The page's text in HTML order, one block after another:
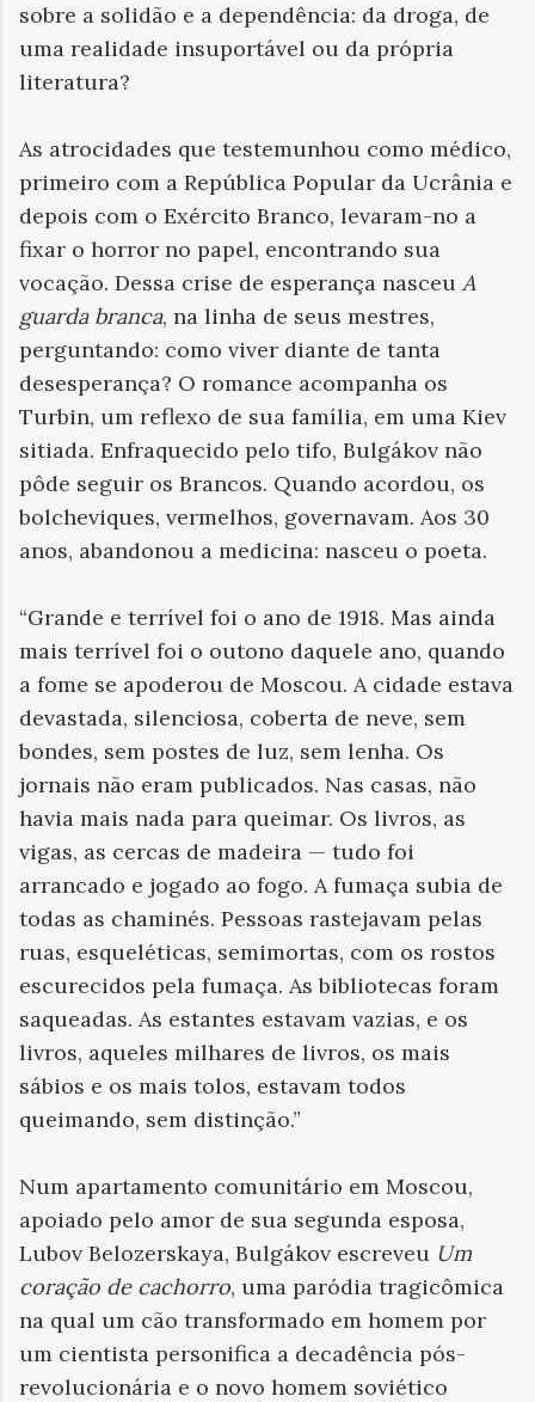
sobre a solidão e a dependência: da droga, de
uma realidade insuportável ou da própria
literatura?
As atrocidades que testemunhou como médico,
primeiro com a República Popular da Ucrânia e
depois com o Exército Branco, levaram-no a
fixar o horror no papel, encontrando sua
vocação. Dessa crise de esperança nasceu A
guarda branca, na linha de seus mestres,
perguntando: como viver diante de tanta
desesperança? O romance acompanha os
Turbin, um reflexo de sua família, em uma Kiev
sitiada. Enfraquecido pelo tifo, Bulgákov não
pôde seguir os Brancos. Quando acordou, os
bolcheviques, vermelhos, governavam. Aos 30
anos, abandonou a medicina: nasceu o poeta.
“Grande e terrível foi o ano de 1918. Mas ainda
mais terrível foi o outono daquele ano, quando
a fome se apoderou de Moscou. A cidade estava
devastada, silenciosa, coberta de neve, sem
bondes, sem postes de luz, sem lenha. Os
jornais não eram publicados. Nas casas, não
havia mais nada para queimar. Os livros, as
vigas, as cercas de madeira — tudo foi
arrancado e jogado ao fogo. A fumaça subia de
todas as chaminés. Pessoas rastejavam pelas
ruas, esqueléticas, semimortas, com os rostos
escurecidos pela fumaça. As bibliotecas foram
saqueadas. As estantes estavam vazias, e os
livros, aqueles milhares de livros, os mais
sábios e os mais tolos, estavam todos
queimando, sem distinção.”
Num apartamento comunitário em Moscou,
apoiado pelo amor de sua segunda esposa,
Lubov Belozerskaya, Bulgákov escreveu Um
coração de cachorro, uma paródia tragicômica
na qual um cão transformado em homem por
um cientista personifica a decadência pós-
revolucionária e o novo homem soviético